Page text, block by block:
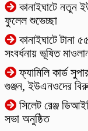
কানাইঘাটে নতুন
ফুলেল শুভেচ্ছা
কানাইঘাটে টানা
সংবর্ধনায় ভূষিত
ফ্যামিলি কার্ড
গুঞ্জন, ইউএনওদের
‎সিলেট রেঞ্জ
সভা অনুষ্ঠিত